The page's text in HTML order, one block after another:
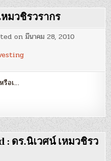
มวชิรวรากร
onมีนาคม 28, 2010
รือเ…
: ดร.นิเวศน์ เหมวชิรว